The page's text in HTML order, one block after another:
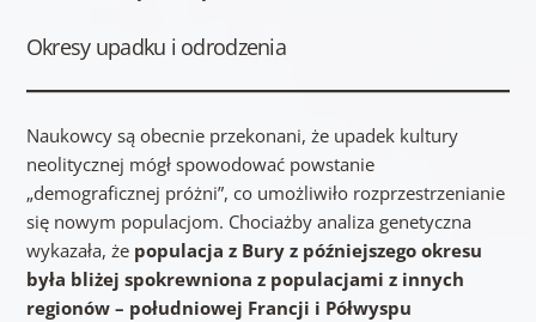
Okresy upadku i odrodzenia
Naukowcy są obecnie przekonani, że upadek kultury
neolitycznej mógł spowodować powstanie
„demograficznej próżni”, co umożliwiło rozprzestrzenianie
się nowym populacjom. Chociażby analiza genetyczna
wykazała, że populacja z Bury z późniejszego okresu
była bliżej spokrewniona z populacjami z innych
regionów – południowej Francji i Półwyspu